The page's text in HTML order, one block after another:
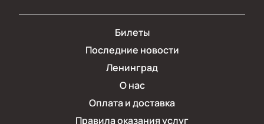
Билеты
Последние новости
Ленинград
О нас
Оплата и доставка
Правила оказания услуг